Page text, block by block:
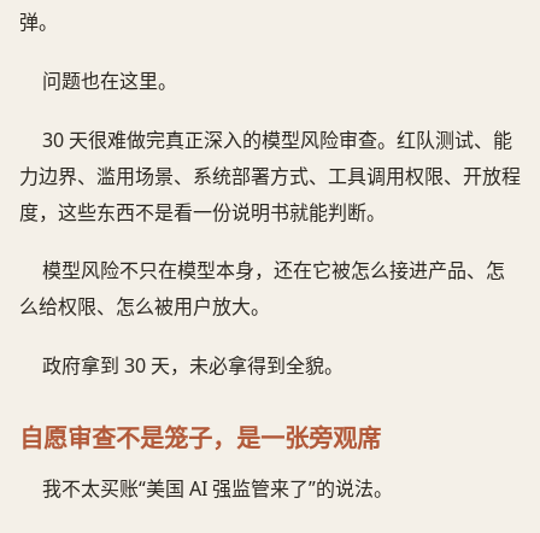
弹。
问题也在这里。
30 天很难做完真正深入的模型风险审查。红队测试、能
力边界、滥用场景、系统部署方式、工具调用权限、开放程
度，这些东西不是看一份说明书就能判断。
模型风险不只在模型本身，还在它被怎么接进产品、怎
么给权限、怎么被用户放大。
政府拿到 30 天，未必拿得到全貌。
自愿审查不是笼子，是一张旁观席
我不太买账“美国 AI 强监管来了”的说法。